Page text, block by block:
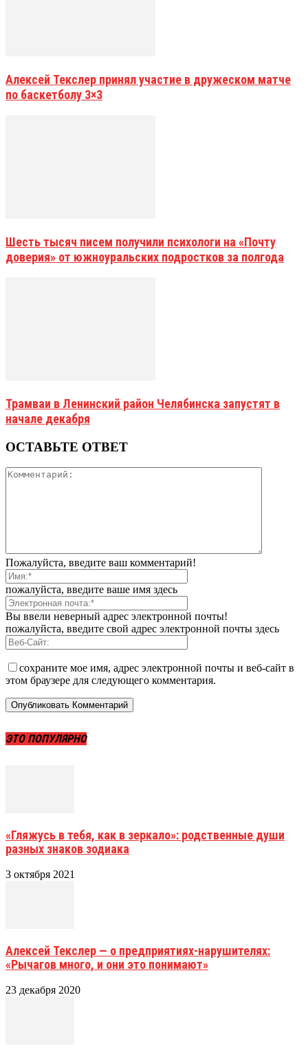
Алексей Текслер принял участие в дружеском матче
по баскетболу 3×3
Шесть тысяч писем получили психологи на «Почту
доверия» от южноуральских подростков за полгода
Трамваи в Ленинский район Челябинска запустят в
начале декабря
ОСТАВЬТЕ ОТВЕТ
Пожалуйста, введите ваш комментарий!
пожалуйста, введите ваше имя здесь
Вы ввели неверный адрес электронной почты!
пожалуйста, введите свой адрес электронной почты здесь
сохраните мое имя, адрес электронной почты и веб-сайт в
этом браузере для следующего комментария.
ЭТО ПОПУЛЯРНО
«Гляжусь в тебя, как в зеркало»: родственные души
разных знаков зодиака
3 октября 2021
Алексей Текслер — о предприятиях-нарушителях:
«Рычагов много, и они это понимают»
23 декабря 2020